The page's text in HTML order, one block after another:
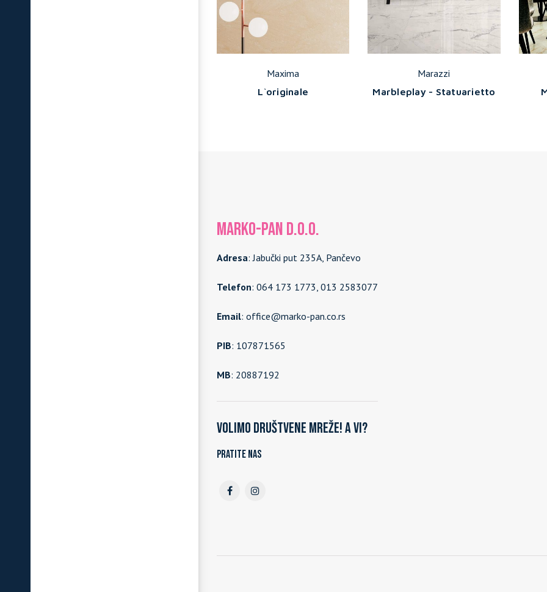
Maxima
L`originale
Marazzi
Marbleplay - Statuarietto
MARKO-PAN d.o.o.
Adresa: Jabučki put 235A, Pančevo
Telefon: 064 173 1773, 013 2583077
Email: office@marko-pan.co.rs
PIB: 107871565
MB: 20887192
Volimo društvene mreže! A vi?
Pratite nas